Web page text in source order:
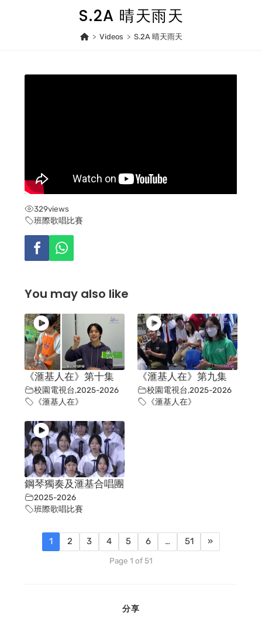
S.2A 晴天雨天
> Videos > S.2A 晴天雨天
329views
班際歌唱比賽
You may also like
《滙基人在》第十集
校園電視台,2025-2026
《滙基人在》
《滙基人在》第九集
校園電視台,2025-2026
《滙基人在》
鋼琴獨奏及滙基合唱團
2025-2026
班際歌唱比賽
1 2 3 4 5 6 … 51 »
Page 1 of 51
分享